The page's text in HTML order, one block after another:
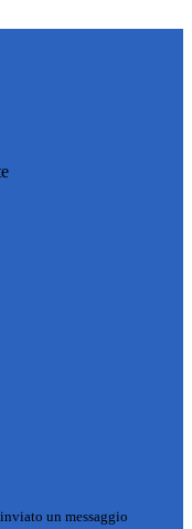
un messaggio